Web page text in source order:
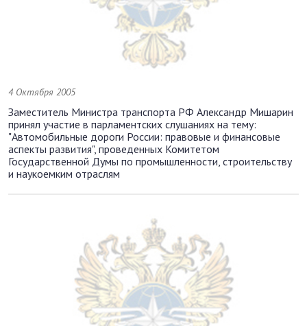
4 Октября 2005
Заместитель Министра транспорта РФ Александр Мишарин
принял участие в парламентских слушаниях на тему:
"Автомобильные дороги России: правовые и финансовые
аспекты развития", проведенных Комитетом
Государственной Думы по промышленности, строительству
и наукоемким отраслям